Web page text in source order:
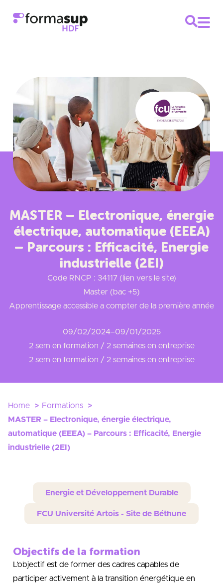
MASTER – Electronique, énergie
électrique, automatique (EEEA)
– Parcours : Efficacité, Energie
industrielle (2EI)
Code RNCP : 34117 (lien vers le site)
Master (bac +5)
Apprentissage accessible a compter de la première année
09/02/2024–09/01/2025
2 sem en formation / 2 semaines en entreprise
2 sem en formation / 2 semaines en entreprise
Home
Formations
MASTER – Electronique, énergie électrique,
automatique (EEEA) – Parcours : Efficacité, Energie
industrielle (2EI)
Energie et Développement Durable
FCU Université Artois - Site de Béthune
Objectifs de la formation
L’objectif est de former des cadres capables de
participer activement à la transition énergétique en